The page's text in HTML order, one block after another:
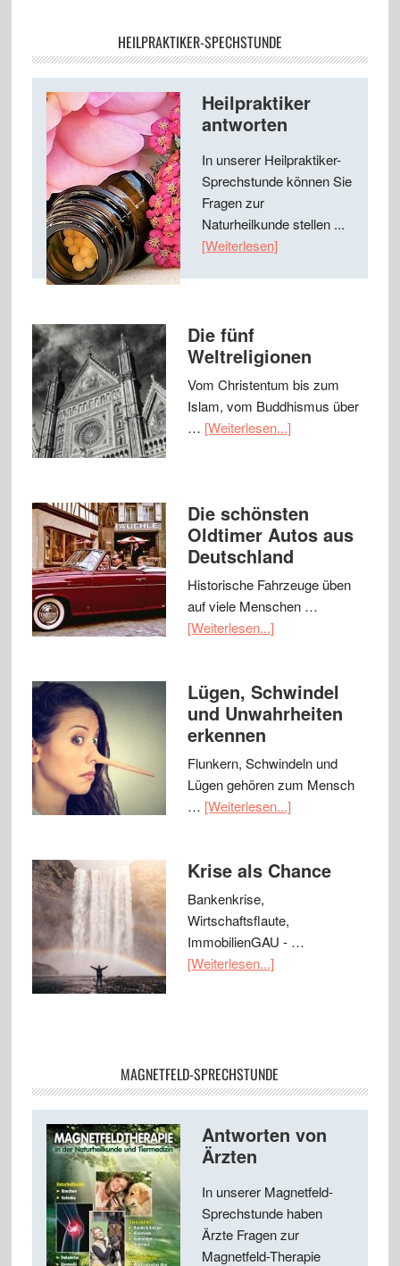
HEILPRAKTIKER-SPECHSTUNDE
Heilpraktiker
antworten
In unserer Heilpraktiker-
Sprechstunde können Sie
Fragen zur
Naturheilkunde stellen ...
[Weiterlesen]
Die fünf
Weltreligionen
Vom Christentum bis zum
Islam, vom Buddhismus über
… [Weiterlesen...]
Die schönsten
Oldtimer Autos aus
Deutschland
Historische Fahrzeuge üben
auf viele Menschen …
[Weiterlesen...]
Lügen, Schwindel
und Unwahrheiten
erkennen
Flunkern, Schwindeln und
Lügen gehören zum Mensch
… [Weiterlesen...]
Krise als Chance
Bankenkrise,
Wirtschaftsflaute,
ImmobilienGAU - …
[Weiterlesen...]
MAGNETFELD-SPRECHSTUNDE
Antworten von
Ärzten
In unserer Magnetfeld-
Sprechstunde haben
Ärzte Fragen zur
Magnetfeld-Therapie